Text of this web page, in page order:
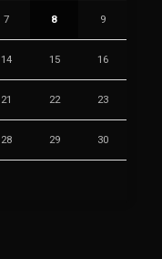
7 8 9
14 15 16
21 22 23
28 29 30